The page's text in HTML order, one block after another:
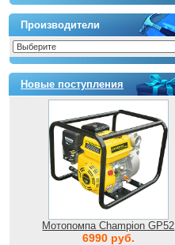
Производители
Новые поступления
Мотопомпа Champion GP52
6990 руб.